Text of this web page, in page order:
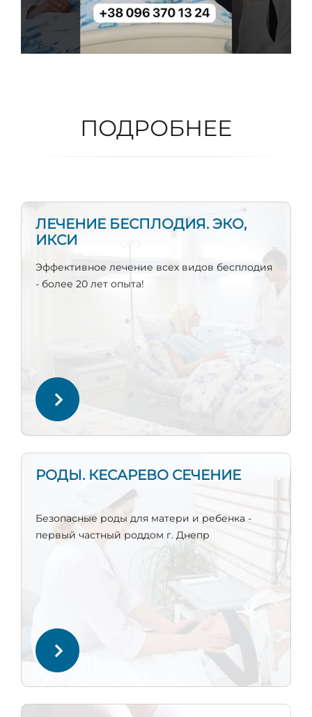
ПОДРОБНЕЕ
ЛЕЧЕНИЕ БЕСПЛОДИЯ. ЭКО,
ИКСИ
Эффективное лечение всех видов бесплодия
- более 20 лет опыта!
РОДЫ. КЕСАРЕВО СЕЧЕНИЕ
Безопасные роды для матери и ребенка -
первый частный роддом г. Днепр